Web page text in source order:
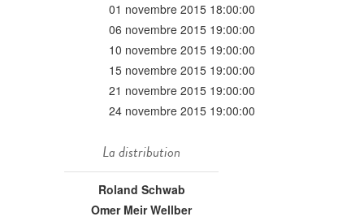
01 novembre 2015 18:00:00
06 novembre 2015 19:00:00
10 novembre 2015 19:00:00
15 novembre 2015 19:00:00
21 novembre 2015 19:00:00
24 novembre 2015 19:00:00
La distribution
Roland Schwab
Omer Meir Wellber